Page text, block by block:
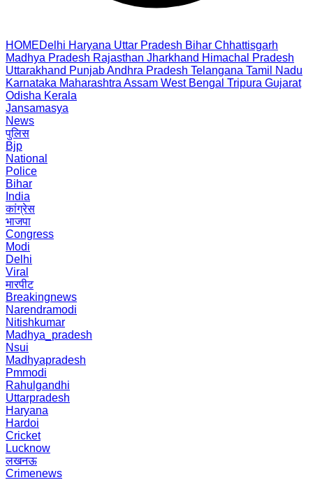
HOMEDelhi Haryana Uttar Pradesh Bihar Chhattisgarh
Madhya Pradesh Rajasthan Jharkhand Himachal Pradesh
Uttarakhand PunjabAndhra Pradesh Telangana Tamil Nadu
Karnataka Maharashtra Assam West Bengal Tripura Gujarat
Odisha Kerala
Jansamasya
News
पुलिस
Bjp
National
Police
Bihar
India
कांग्रेस
भाजपा
Congress
Modi
Delhi
Viral
मारपीट
Breakingnews
Narendramodi
Nitishkumar
Madhya_pradesh
Nsui
Madhyapradesh
Pmmodi
Rahulgandhi
Uttarpradesh
Haryana
Hardoi
Cricket
Lucknow
लखनऊ
Crimenews